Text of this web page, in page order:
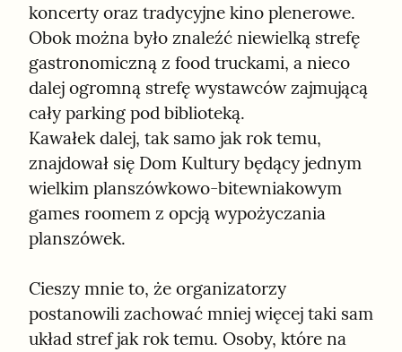
koncerty oraz tradycyjne kino plenerowe.
Obok można było znaleźć niewielką strefę
gastronomiczną z food truckami, a nieco
dalej ogromną strefę wystawców zajmującą
cały parking pod biblioteką.
Kawałek dalej, tak samo jak rok temu,
znajdował się Dom Kultury będący jednym
wielkim planszówkowo-bitewniakowym
games roomem z opcją wypożyczania
planszówek.
Cieszy mnie to, że organizatorzy
postanowili zachować mniej więcej taki sam
układ stref jak rok temu. Osoby, które na